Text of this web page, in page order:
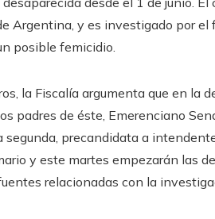
Argentina, y es investigado por el
posible femicidio.
la Fiscalía argumenta que en la
padres de éste, Emerenciano
precandidata a
y este martes empezarán las
relacionadas con la